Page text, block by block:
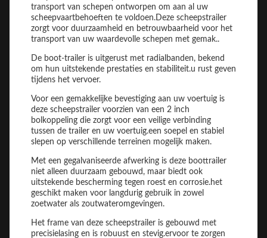
transport van schepen ontworpen om aan al uw
scheepvaartbehoeften te voldoen.Deze scheepstrailer
zorgt voor duurzaamheid en betrouwbaarheid voor het
transport van uw waardevolle schepen met gemak..
De boot-trailer is uitgerust met radialbanden, bekend
om hun uitstekende prestaties en stabiliteit.u rust geven
tijdens het vervoer.
Voor een gemakkelijke bevestiging aan uw voertuig is
deze scheepstrailer voorzien van een 2 inch
bolkoppeling die zorgt voor een veilige verbinding
tussen de trailer en uw voertuig.een soepel en stabiel
slepen op verschillende terreinen mogelijk maken.
Met een gegalvaniseerde afwerking is deze boottrailer
niet alleen duurzaam gebouwd, maar biedt ook
uitstekende bescherming tegen roest en corrosie.het
geschikt maken voor langdurig gebruik in zowel
zoetwater als zoutwateromgevingen.
Het frame van deze scheepstrailer is gebouwd met
precisielasing en is robuust en stevig.ervoor te zorgen